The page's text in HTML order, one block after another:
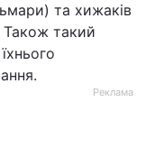
та хижаків
Також такий
Реклама